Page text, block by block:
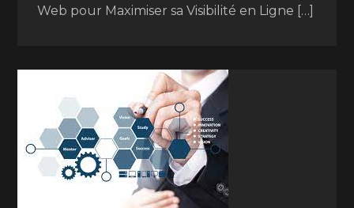
Web pour Maximiser sa Visibilité en Ligne […]